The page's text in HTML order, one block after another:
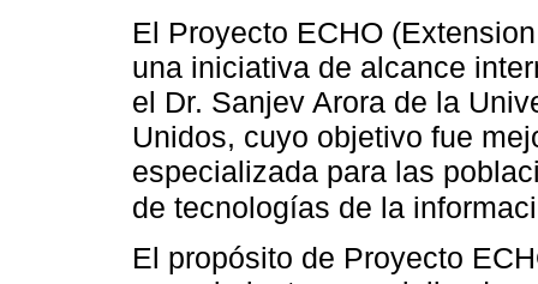
El Proyecto ECHO
una iniciativa de alcance
el Dr. Sanjev Arora de la
Unidos, cuyo objetivo fue
especializada para las
de tecnologías de la
El propósito de Proyecto